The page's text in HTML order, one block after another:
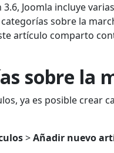
Joomla incluye
sobre la
artículo comparto
sobre la
ya es posible crear
>Añadir nuevo